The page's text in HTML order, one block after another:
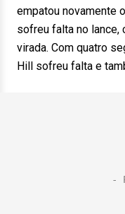
empatou novamente
sofreu falta no lance,
virada. Com quatro
Hill sofreu falta e